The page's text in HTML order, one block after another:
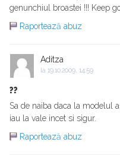
genunchiul broastei !!! Keep
Raportează abuz
Aditza
la 19.10.2009, 14:59
??
Sa de naiba daca la modelul
iau la vale incet si sigur.
Raportează abuz